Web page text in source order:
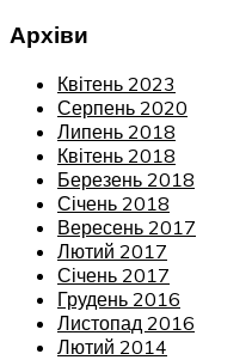
Архіви
Квітень 2023
Серпень 2020
Липень 2018
Квітень 2018
Березень 2018
Січень 2018
Вересень 2017
Лютий 2017
Січень 2017
Грудень 2016
Листопад 2016
Лютий 2014